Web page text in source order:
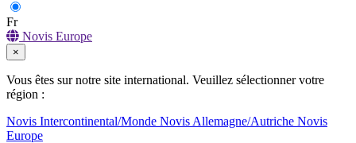
Fr
Novis Europe
×
Vous êtes sur notre site international. Veuillez sélectionner votre
région :
Novis Intercontinental/Monde Novis Allemagne/Autriche Novis
Europe